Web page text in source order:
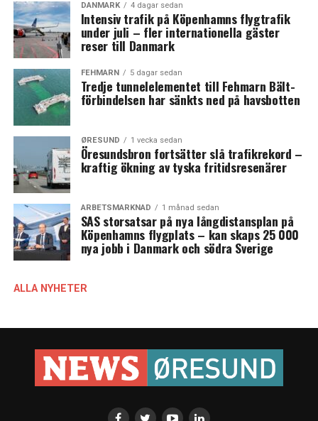
DANMARK 4 dagar sedan
Intensiv trafik på Köpenhamns flygtrafik
under juli – fler internationella gäster
reser till Danmark
FEHMARN 5 dagar sedan
Tredje tunnelelementet till Fehmarn Bält-
förbindelsen har sänkts ned på havsbotten
ØRESUND 1 vecka sedan
Öresundsbron fortsätter slå trafikrekord –
kraftig ökning av tyska fritidsresenärer
ARBETSMARKNAD 1 månad sedan
SAS storsatsar på nya långdistansplan på
Köpenhamns flygplats – kan skaps 25 000
nya jobb i Danmark och södra Sverige
ALLA NYHETER